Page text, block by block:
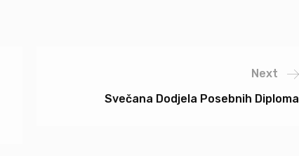
Next
Svečana Dodjela Posebnih Diploma